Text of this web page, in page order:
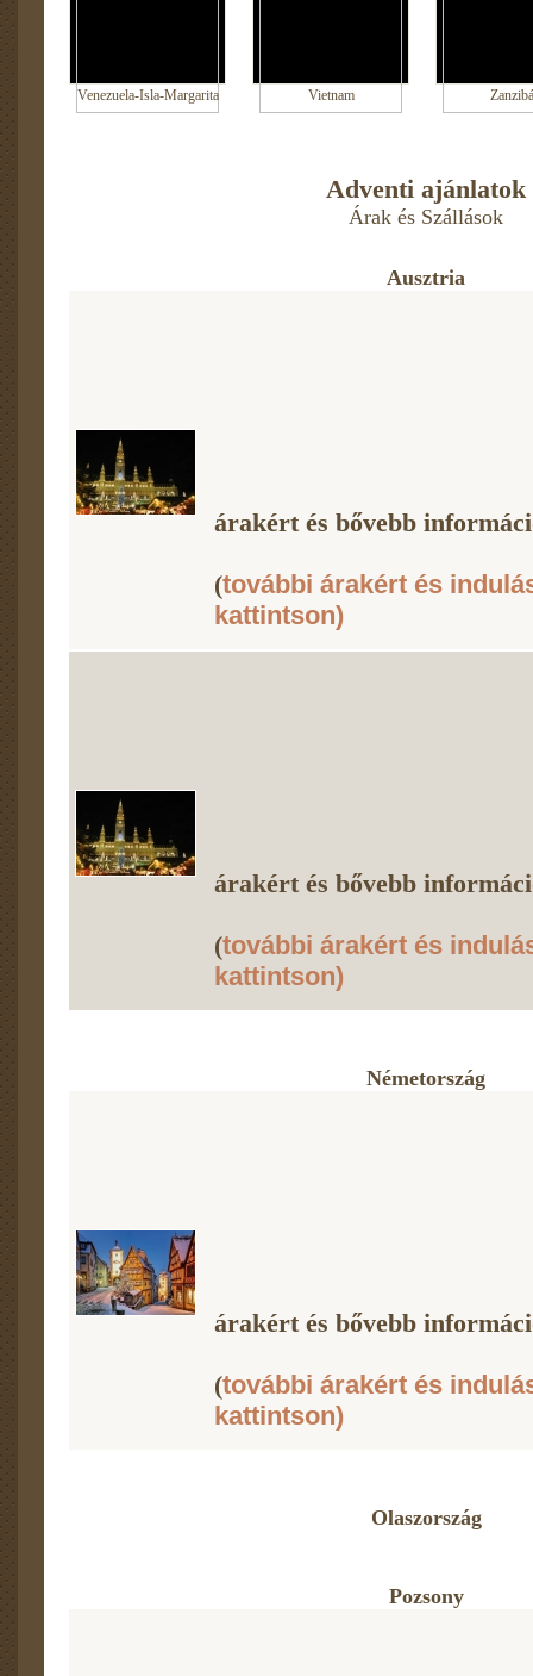
Venezuela-Isla-Margarita Vietnam
Adventi ajánlatok
Árak és Szállások
Ausztria
árakért és bővebb
(további árakért és
kattintson)
árakért és bővebb
(további árakért és
kattintson)
Németország
árakért és bővebb
(további árakért és
kattintson)
Olaszország
Pozsony